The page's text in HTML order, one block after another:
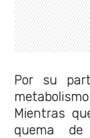
Por su
Mientras
quema